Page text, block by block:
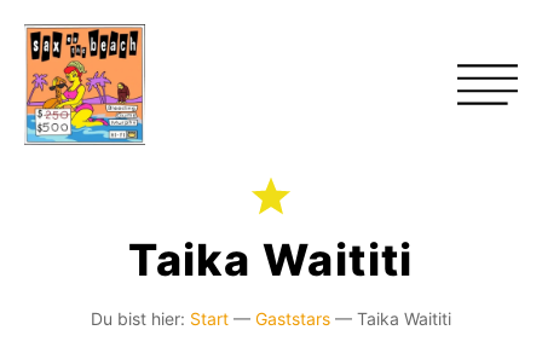
Taika Waititi
Du bist hier: Start — Gaststars — Taika Waititi